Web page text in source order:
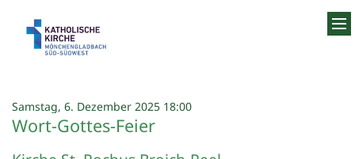
Samstag, 6. Dezember 2025 18:00:
Wort-Gottes-Feier